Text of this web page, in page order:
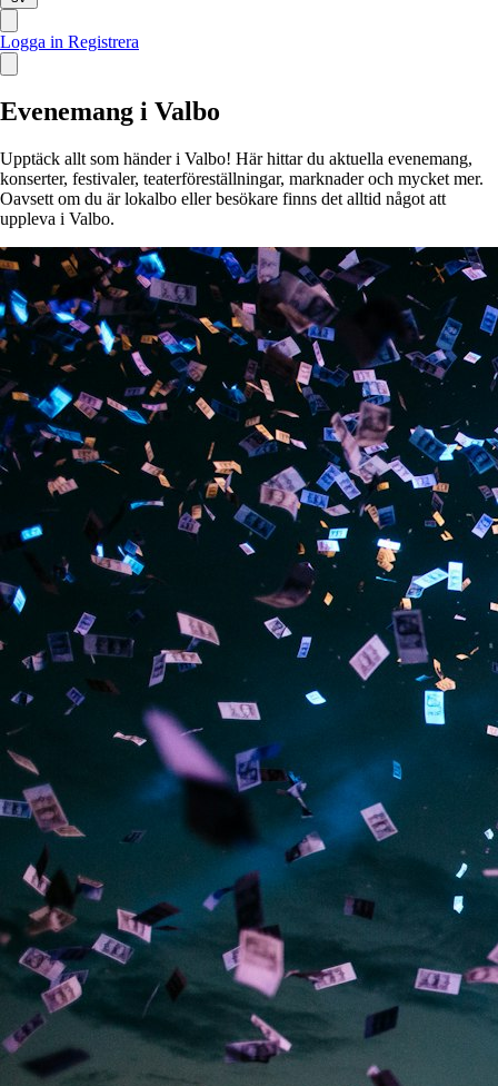
Logga in Registrera
Evenemang i Valbo
Upptäck allt som händer i Valbo! Här hittar du aktuella evenemang,
konserter, festivaler, teaterföreställningar, marknader och mycket mer.
Oavsett om du är lokalbo eller besökare finns det alltid något att
uppleva i Valbo.